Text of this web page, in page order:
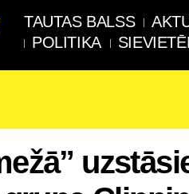
TAUTAS BALSS
POLITIKA